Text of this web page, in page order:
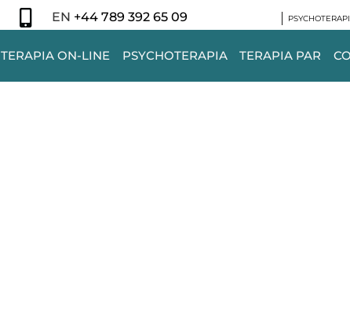
EN +44 789 392 65 09
TERAPIA ON-LINE PSYCHOTERAPIA TERAPIA PAR